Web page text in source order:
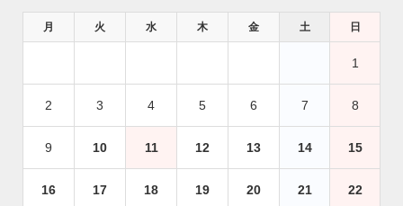
月 火 水 木 金 土 日
1
2 3 4 5 6 7 8
9 10 11 12 13 14 15
16 17 18 19 20 21 22